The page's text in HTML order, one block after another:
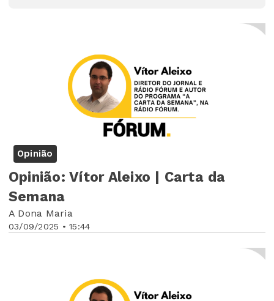
Opinião
03/09/2025 • 15:44
Opinião: Vítor Aleixo | Carta da
Semana
A Dona Maria